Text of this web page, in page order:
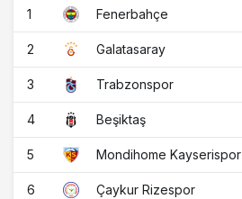
1 Fenerbahçe
2 Galatasaray
3 Trabzonspor
4 Beşiktaş
5 Mondihome Kayserispor
6 Çaykur Rizespor